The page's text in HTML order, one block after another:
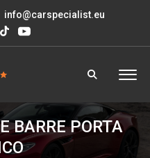
info@carspecialist.eu
BARRE PORTA